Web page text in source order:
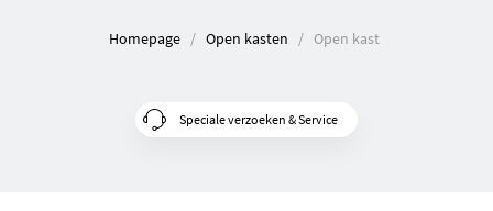
Homepage Open kasten Open kast
Speciale verzoeken & Service